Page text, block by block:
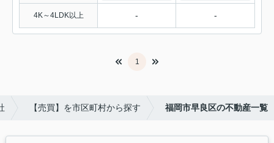
4K～4LDK以上 - -
1
【売買】を市区町村から探す 福岡市早良区の不動産一覧